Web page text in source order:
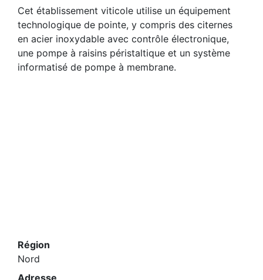
Cet établissement viticole utilise un équipement
technologique de pointe, y compris des citernes
en acier inoxydable avec contrôle électronique,
une pompe à raisins péristaltique et un système
informatisé de pompe à membrane.
Région
Nord
Adresse